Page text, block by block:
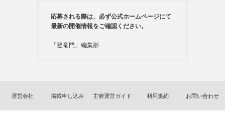
応募される際は、必ず公式ホームページにて
最新の開催情報をご確認ください。
「登竜門」編集部
運営会社 掲載申し込み 主催運営ガイド 利用規約 お問い合わせ